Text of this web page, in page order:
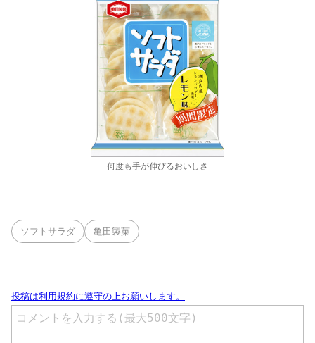
何度も手が伸びるおいしさ
ソフトサラダ 亀田製菓